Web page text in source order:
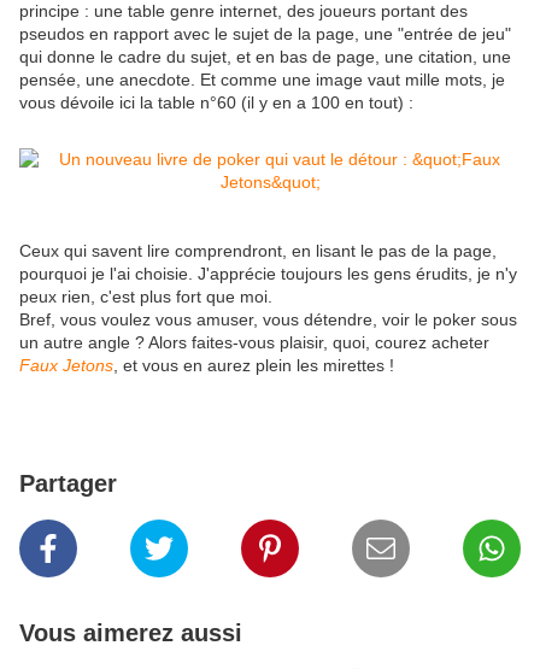
principe : une table genre internet, des joueurs portant des
pseudos en rapport avec le sujet de la page, une "entrée de jeu"
qui donne le cadre du sujet, et en bas de page, une citation, une
pensée, une anecdote. Et comme une image vaut mille mots, je
vous dévoile ici la table n°60 (il y en a 100 en tout) :
Ceux qui savent lire comprendront, en lisant le pas de la page,
pourquoi je l'ai choisie. J'apprécie toujours les gens érudits, je n'y
peux rien, c'est plus fort que moi.
Bref, vous voulez vous amuser, vous détendre, voir le poker sous
un autre angle ? Alors faites-vous plaisir, quoi, courez acheter
Faux Jetons , et vous en aurez plein les mirettes !
Partager
Vous aimerez aussi